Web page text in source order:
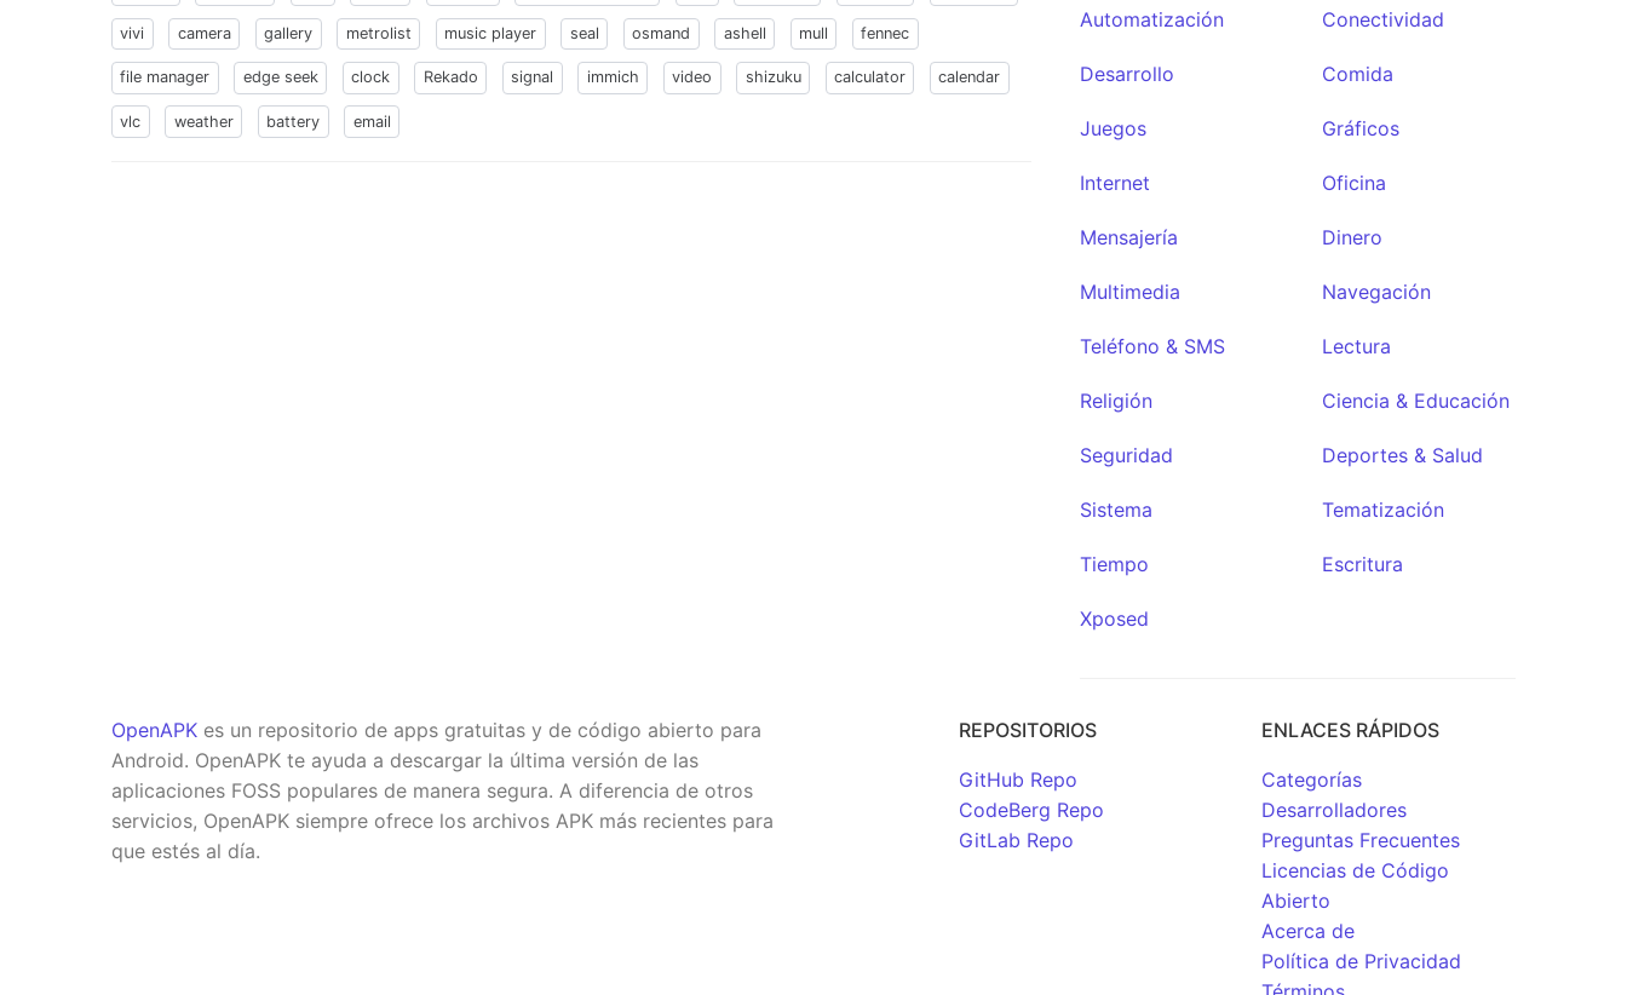
vivi camera gallery metrolist music player seal osmand ashell mull fennec
file manager edge seek clock Rekado signal immich video shizuku calculator calendar
vlc weather battery email
Automatización Conectividad
Desarrollo Comida
Juegos Gráficos
Internet Oficina
Mensajería Dinero
Multimedia Navegación
Teléfono & SMS Lectura
Religión Ciencia & Educación
Seguridad Deportes & Salud
Sistema Tematización
Tiempo Escritura
Xposed
OpenAPK es un repositorio de apps gratuitas y de código abierto para
Android. OpenAPK te ayuda a descargar la última versión de las
aplicaciones FOSS populares de manera segura. A diferencia de otros
servicios, OpenAPK siempre ofrece los archivos APK más recientes para
que estés al día.
REPOSITORIOS
GitHub Repo
CodeBerg Repo
GitLab Repo
ENLACES RÁPIDOS
Categorías
Desarrolladores
Preguntas Frecuentes
Licencias de Código
Abierto
Acerca de
Política de Privacidad